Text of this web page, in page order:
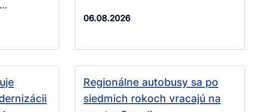
06.08.2026
Regionálne autobusy sa po
siedmich rokoch vracajú na